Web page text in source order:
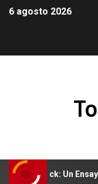
6 agosto 2026
Un Ensayo Sobre la